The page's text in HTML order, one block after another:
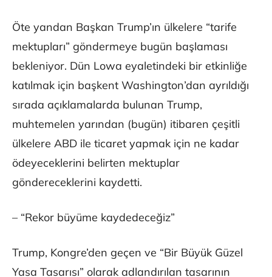
Öte yandan Başkan Trump’ın ülkelere “tarife
mektupları” göndermeye bugün başlaması
bekleniyor. Dün Lowa eyaletindeki bir etkinliğe
katılmak için başkent Washington’dan ayrıldığı
sırada açıklamalarda bulunan Trump,
muhtemelen yarından (bugün) itibaren çeşitli
ülkelere ABD ile ticaret yapmak için ne kadar
ödeyeceklerini belirten mektuplar
göndereceklerini kaydetti.
– “Rekor büyüme kaydedeceğiz”
Trump, Kongre’den geçen ve “Bir Büyük Güzel
Yasa Tasarısı” olarak adlandırılan tasarının